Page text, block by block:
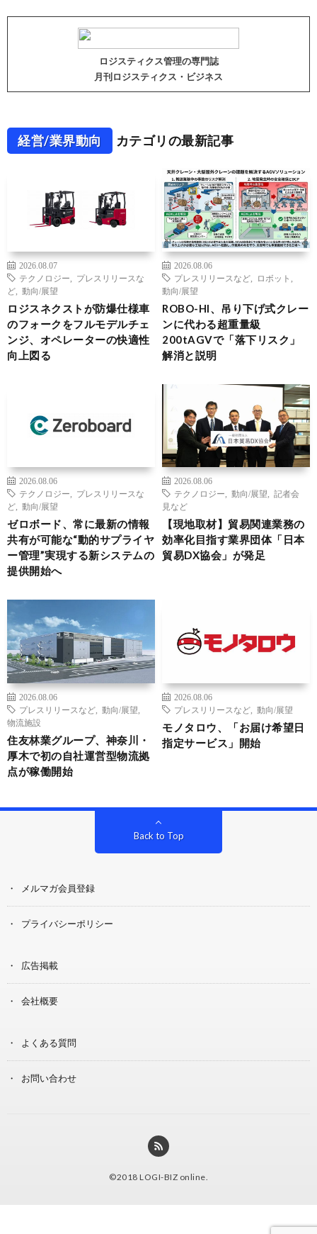
ロジスティクス管理の専門誌
月刊ロジスティクス・ビジネス
経営/業界動向 カテゴリの最新記事
2026.08.07
テクノロジー
プレスリリースな
ど
動向/展望
ロジスネクストが防爆仕様車
のフォークをフルモデルチェ
ンジ、オペレーターの快適性
向上図る
2026.08.06
プレスリリースなど
ロボット
動向/展望
ROBO-HI、吊り下げ式クレー
ンに代わる超重量級
200tAGVで「落下リスク」
解消と説明
2026.08.06
テクノロジー
プレスリリースな
ど
動向/展望
ゼロボード、常に最新の情報
共有が可能な“動的サプライヤ
ー管理”実現する新システムの
提供開始へ
2026.08.06
テクノロジー
動向/展望
記者会
見など
【現地取材】貿易関連業務の
効率化目指す業界団体「日本
貿易DX協会」が発足
2026.08.06
プレスリリースなど
動向/展望
物流施設
住友林業グループ、神奈川・
厚木で初の自社運営型物流拠
点が稼働開始
2026.08.06
プレスリリースなど
動向/展望
モノタロウ、「お届け希望日
指定サービス」開始
Back to Top
メルマガ会員登録
プライバシーポリシー
広告掲載
会社概要
よくある質問
お問い合わせ
©2018 LOGI-BIZ online